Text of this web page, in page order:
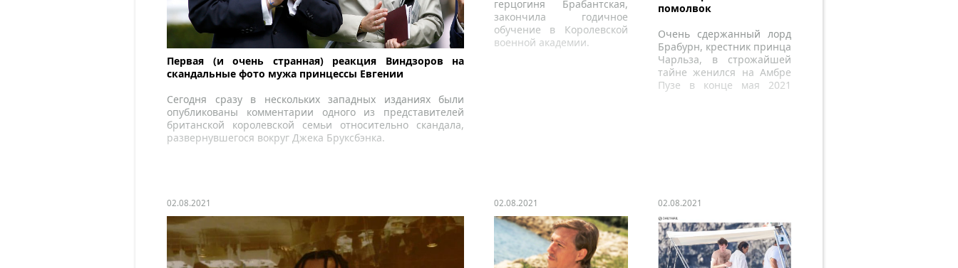
Первая (и очень странная) реакция Виндзоров на
скандальные фото мужа принцессы Евгении
Сегодня сразу в нескольких западных изданиях были
опубликованы комментарии одного из представителей
британской королевской семьи относительно скандала,
развернувшегося вокруг Джека Бруксбэнка.
герцогиня Брабантская,
закончила годичное
обучение в Королевской
военной академии.
помолвок
Очень сдержанный лорд
Брабурн, крестник принца
Чарльза, в строжайшей
тайне женился на Амбре
Пузе в конце мая 2021
02.08.2021 02.08.2021 02.08.2021